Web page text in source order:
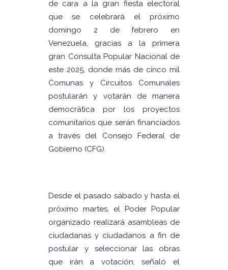
de cara a la gran fiesta electoral
que se celebrará el próximo
domingo 2 de febrero en
Venezuela, gracias a la primera
gran Consulta Popular Nacional de
este 2025, donde más de cinco mil
Comunas y Circuitos Comunales
postularán y votarán de manera
democrática por los proyectos
comunitarios que serán financiados
a través del Consejo Federal de
Gobierno (CFG).
Desde el pasado sábado y hasta el
próximo martes, el Poder Popular
organizado realizará asambleas de
ciudadanas y ciudadanos a fin de
postular y seleccionar las obras
que irán a votación, señaló el